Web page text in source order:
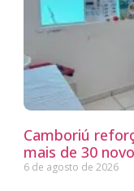
Camboriú
mais de 30
6 de agosto de 2026